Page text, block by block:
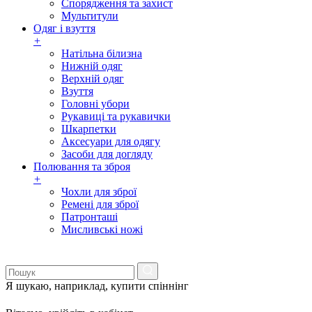
Спорядження та захист
Мультитули
Одяг і взуття
+
Натільна білизна
Нижній одяг
Верхній одяг
Взуття
Головні убори
Рукавиці та рукавички
Шкарпетки
Аксесуари для одягу
Засоби для догляду
Полювання та зброя
+
Чохли для зброї
Ремені для зброї
Патронташі
Мисливські ножі
Я шукаю, наприклад, купити спіннінг